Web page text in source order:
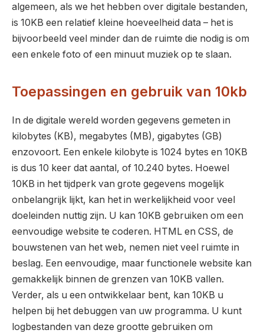
algemeen, als we het hebben over digitale bestanden,
is 10KB een relatief kleine hoeveelheid data – het is
bijvoorbeeld veel minder dan de ruimte die nodig is om
een enkele foto of een minuut muziek op te slaan.
Toepassingen en gebruik van 10kb
In de digitale wereld worden gegevens gemeten in
kilobytes (KB), megabytes (MB), gigabytes (GB)
enzovoort. Een enkele kilobyte is 1024 bytes en 10KB
is dus 10 keer dat aantal, of 10.240 bytes. Hoewel
10KB in het tijdperk van grote gegevens mogelijk
onbelangrijk lijkt, kan het in werkelijkheid voor veel
doeleinden nuttig zijn. U kan 10KB gebruiken om een
eenvoudige website te coderen. HTML en CSS, de
bouwstenen van het web, nemen niet veel ruimte in
beslag. Een eenvoudige, maar functionele website kan
gemakkelijk binnen de grenzen van 10KB vallen.
Verder, als u een ontwikkelaar bent, kan 10KB u
helpen bij het debuggen van uw programma. U kunt
logbestanden van deze grootte gebruiken om